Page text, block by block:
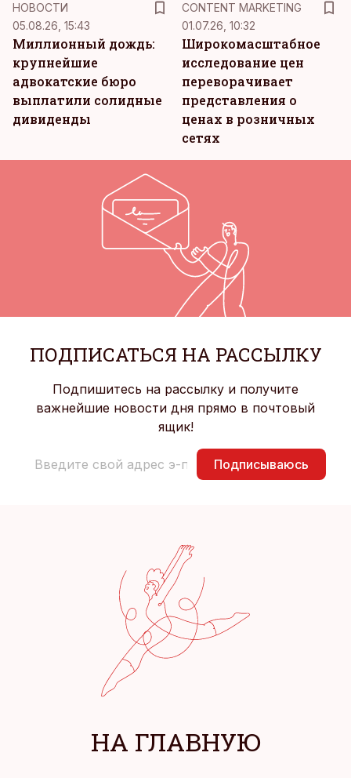
НОВОСТИ
05.08.26, 15:43
Миллионный дождь:
крупнейшие
адвокатские бюро
выплатили солидные
дивиденды
CONTENT MARKETING
01.07.26, 10:32
Широкомасштабное
исследование цен
переворачивает
представления о
ценах в розничных
сетях
ПОДПИСАТЬСЯ НА РАССЫЛКУ
Подпишитесь на рассылку и получите
важнейшие новости дня прямо в почтовый
ящик!
Подписываюсь
НА ГЛАВНУЮ